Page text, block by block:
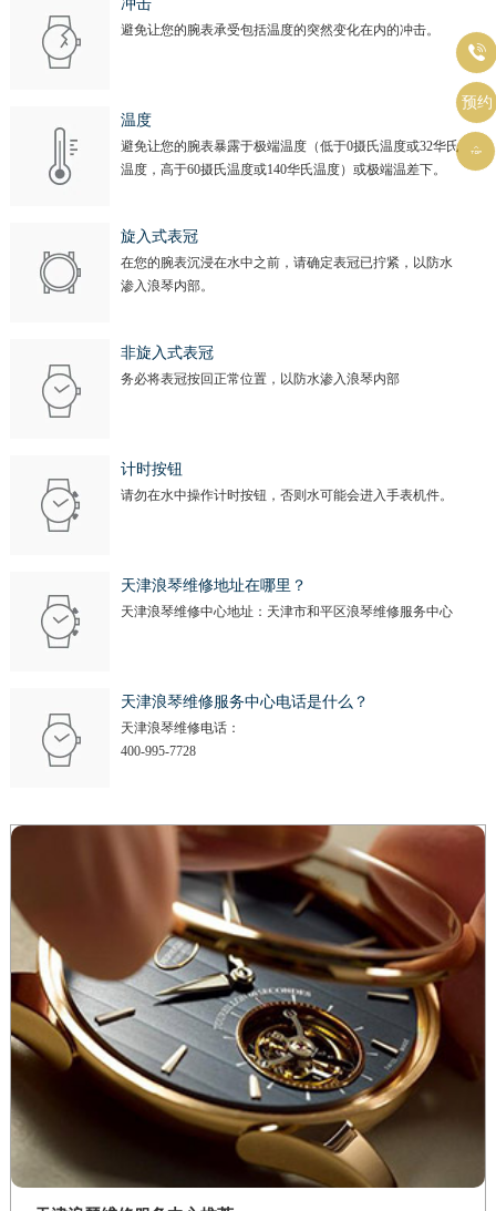
冲击
避免让您的腕表承受包括温度的突然变化在内的冲击。
温度
避免让您的腕表暴露于极端温度（低于0摄氏温度或32华氏
温度，高于60摄氏温度或140华氏温度）或极端温差下。
旋入式表冠
在您的腕表沉浸在水中之前，请确定表冠已拧紧，以防水
渗入浪琴内部。
非旋入式表冠
务必将表冠按回正常位置，以防水渗入浪琴内部
计时按钮
请勿在水中操作计时按钮，否则水可能会进入手表机件。
天津浪琴维修地址在哪里？
天津浪琴维修中心地址：天津市和平区浪琴维修服务中心
天津浪琴维修服务中心电话是什么？
天津浪琴维修电话：
400-995-7728

预约
